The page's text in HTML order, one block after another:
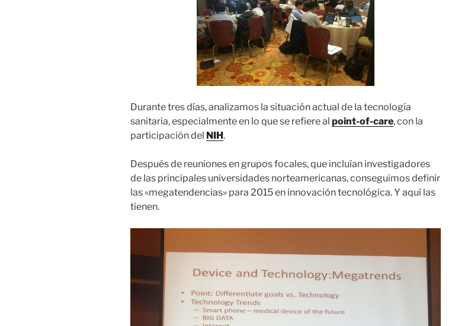
Durante tres días, analizamos la situación actual de la tecnología
sanitaria, especialmente en lo que se refiere al point-of-care, con la
participación del NIH.
Después de reuniones en grupos focales, que incluían investigadores
de las principales universidades norteamericanas, conseguimos definir
las «megatendencias» para 2015 en innovación tecnológica. Y aquí las
tienen.